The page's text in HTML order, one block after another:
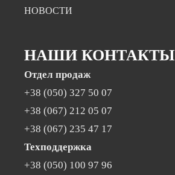
НОВОСТИ
НАШИ КОНТАКТЫ
Отдел продаж
+38 (050) 327 50 07
+38 (067) 212 05 07
+38 (067) 235 47 17
Техподдержка
+38 (050) 100 97 96